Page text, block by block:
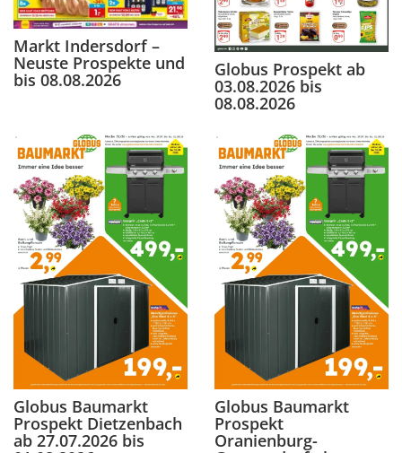
Markt Indersdorf –
Neuste Prospekte und
bis 08.08.2026
Globus Prospekt ab
03.08.2026 bis
08.08.2026
Globus Baumarkt
Prospekt Dietzenbach
ab 27.07.2026 bis
Globus Baumarkt
Prospekt
Oranienburg-